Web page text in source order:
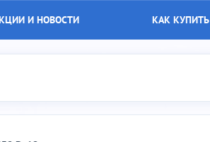
И НОВОСТИ КАК КУПИТЬ